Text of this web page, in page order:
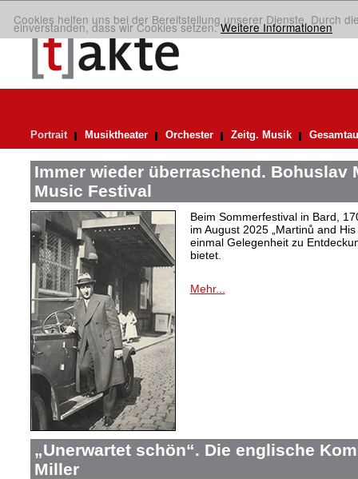
Cookies helfen uns bei der Bereitstellung unserer Dienste. Durch
einverstanden, dass wir Cookies setzen.Weitere Informationen
Portrait Musiktheater Orchester Zeitg. Musik
Immer wieder überraschend. Bohuslav
Music Festival
Beim Sommerfestival in Bard,
im August 2025 „Martinů and
einmal Gelegenheit zu
bietet.
Mehr...
„Unerwartet schön“. Die englische
Miller